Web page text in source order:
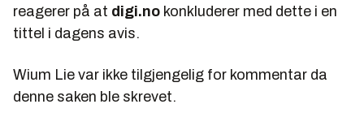
reagerer på at digi.no konkluderer med dette i en
tittel i dagens avis.
Wium Lie var ikke tilgjengelig for kommentar da
denne saken ble skrevet.